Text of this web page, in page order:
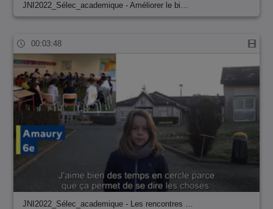
JNI2022_Sélec_academique - Améliorer le bi…
00:03:48
JNI2022_Sélec_academique - Les rencontres …